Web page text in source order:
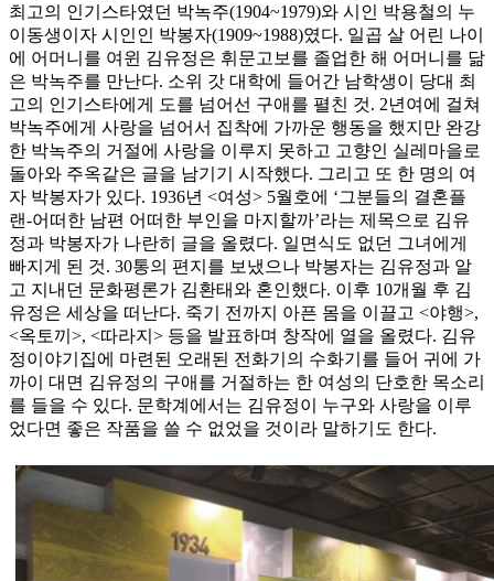
최고의 인기스타였던 박녹주(1904~1979)와 시인 박용철의 누
이동생이자 시인인 박봉자(1909~1988)였다. 일곱 살 어린 나이
에 어머니를 여윈 김유정은 휘문고보를 졸업한 해 어머니를 닮
은 박녹주를 만난다. 소위 갓 대학에 들어간 남학생이 당대 최
고의 인기스타에게 도를 넘어선 구애를 펼친 것. 2년여에 걸쳐
박녹주에게 사랑을 넘어서 집착에 가까운 행동을 했지만 완강
한 박녹주의 거절에 사랑을 이루지 못하고 고향인 실레마을로
돌아와 주옥같은 글을 남기기 시작했다. 그리고 또 한 명의 여
자 박봉자가 있다. 1936년 <여성> 5월호에 ‘그분들의 결혼플
랜-어떠한 남편 어떠한 부인을 마지할까’라는 제목으로 김유
정과 박봉자가 나란히 글을 올렸다. 일면식도 없던 그녀에게
빠지게 된 것. 30통의 편지를 보냈으나 박봉자는 김유정과 알
고 지내던 문화평론가 김환태와 혼인했다. 이후 10개월 후 김
유정은 세상을 떠난다. 죽기 전까지 아픈 몸을 이끌고 <야행>,
<옥토끼>, <따라지> 등을 발표하며 창작에 열을 올렸다. 김유
정이야기집에 마련된 오래된 전화기의 수화기를 들어 귀에 가
까이 대면 김유정의 구애를 거절하는 한 여성의 단호한 목소리
를 들을 수 있다. 문학계에서는 김유정이 누구와 사랑을 이루
었다면 좋은 작품을 쓸 수 없었을 것이라 말하기도 한다.